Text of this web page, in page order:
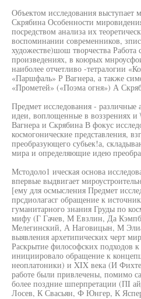
Объектом исследования
Скрябина Особенности
посредством анализа их
воспоминании современников,
художестве)шош творчества Работа
произведениях, в коюрых
наиболее отчетливо -тетралогии
«Паршфаль» Р Вагнера, а также
«Прометей» («Поэма огня») А
Предмет исследования - различные
идеи, воплощенные в воззрениях и
Вагнера и Скрябина В фокус
космогонические представления,
преобразующего субьек!а,
мира и определяющие идею
Мстодоло1 ическая основа
впервые выдвигает
[ему для осмысления Предмет
прсдиолагасг обращение к
гуманитарного знания Груды по
мифу (Г Гачев, М Евзлин, Да
Мелегинский, А Наговицын, М
выявления архетипических черт
Раскрытие философских подходов
инициировало обращение к
неоплатоники) и XIX века (И
работе были привлечены, помимо
более поздние шперпретации (ПI
Лосев, К Свасьян, Ф Юнгер, К